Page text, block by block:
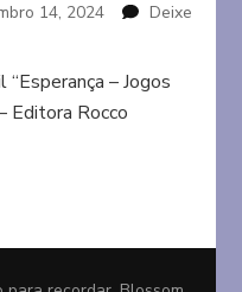
14, 2024
Deixe
– Jogos
Editora Rocco